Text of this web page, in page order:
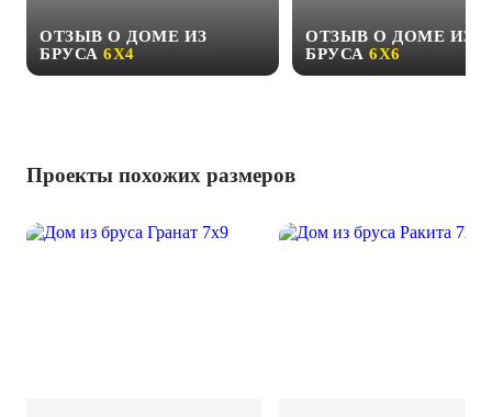
ОТЗЫВ О ДОМЕ ИЗ
БРУСА 6Х4
ОТЗЫВ О ДОМЕ ИЗ
БРУСА 6Х6
Проекты похожих размеров